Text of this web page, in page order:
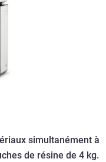
simultanément à
de résine de 4 kg.